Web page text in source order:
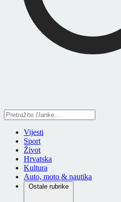
Vijesti
Sport
Život
Hrvatska
Kultura
Auto, moto & nautika
Ostale rubrike